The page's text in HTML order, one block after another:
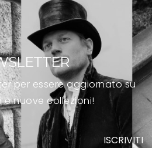
per essere aggiornato su
e nuove collezioni!
ISCRIVITI